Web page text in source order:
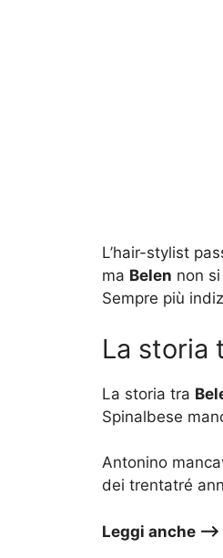
L’hair-stylist
ma Belen non
Sempre più
La storia
La storia tra
Spinalbese
Antonino
dei trentatré
Leggi anche –>